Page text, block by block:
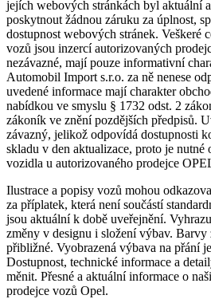
jejích webových stránkách byl aktuální
poskytnout žádnou záruku za úplnost,
dostupnost webových stránek. Veškeré
vozů jsou inzercí autorizovaných
nezávazné, mají pouze informativní
Automobil Import s.r.o. za ně nenese
uvedené informace mají charakter
nabídkou ve smyslu § 1732 odst. 2
zákoník ve znění pozdějších předpisů.
závazný, jelikož odpovídá dostupnosti
skladu v den aktualizace, proto je nutné
vozidla u autorizovaného prodejce
Ilustrace a popisy vozů mohou
za příplatek, která není součástí
jsou aktuální k době uveřejnění.
změny v designu i složení výbav. Barvy
přibližné. Vyobrazená výbava na přání
Dostupnost, technické informace a
měnit. Přesné a aktuální informace o
prodejce vozů Opel.